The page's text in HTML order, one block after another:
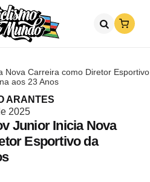
Loja
Nova Carreira como Diretor Esportivo
aos 23 Anos
ARANTES
2025
Junior Inicia Nova
Esportivo da